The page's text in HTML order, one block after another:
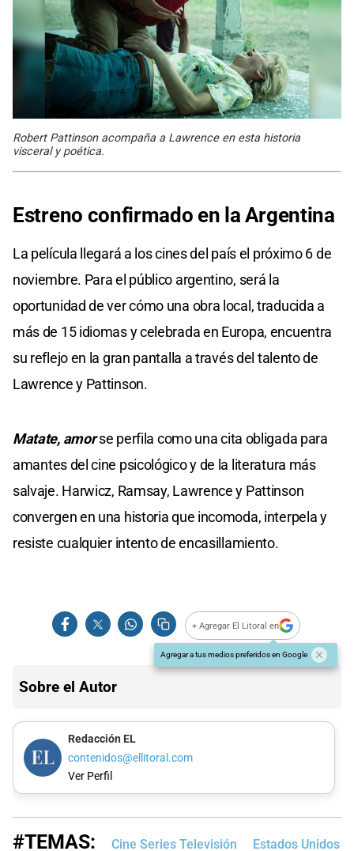
Robert Pattinson acompaña a Lawrence en esta historia
visceral y poética.
Estreno confirmado en la Argentina
La película llegará a los cines del país el próximo 6 de
noviembre. Para el público argentino, será la
oportunidad de ver cómo una obra local, traducida a
más de 15 idiomas y celebrada en Europa, encuentra
su reflejo en la gran pantalla a través del talento de
Lawrence y Pattinson.
Matate, amorse perfila como una cita obligada para
amantes del cine psicológico y de la literatura más
salvaje. Harwicz, Ramsay, Lawrence y Pattinson
convergen en una historia que incomoda, interpela y
resiste cualquier intento de encasillamiento.
+ Agregar El Litoral en
Agregar a tus medios preferidos en Google
Sobre el Autor
Redacción EL
contenidos@ellitoral.com
Ver Perfil
#TEMAS: Cine Series Televisión Estados Unidos